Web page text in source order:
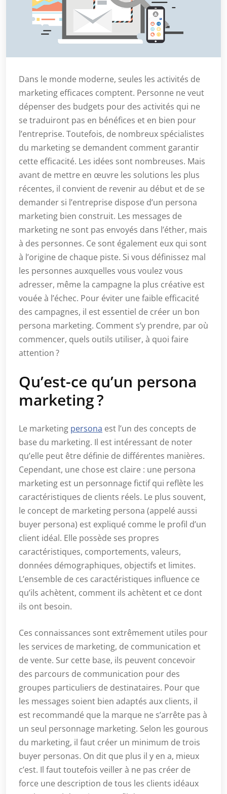
Dans le monde moderne, seules les activités de
marketing efficaces comptent. Personne ne veut
dépenser des budgets pour des activités qui ne
se traduiront pas en bénéfices et en bien pour
l’entreprise. Toutefois, de nombreux spécialistes
du marketing se demandent comment garantir
cette efficacité. Les idées sont nombreuses. Mais
avant de mettre en œuvre les solutions les plus
récentes, il convient de revenir au début et de se
demander si l’entreprise dispose d’un persona
marketing bien construit. Les messages de
marketing ne sont pas envoyés dans l’éther, mais
à des personnes. Ce sont également eux qui sont
à l’origine de chaque piste. Si vous définissez mal
les personnes auxquelles vous voulez vous
adresser, même la campagne la plus créative est
vouée à l’échec. Pour éviter une faible efficacité
des campagnes, il est essentiel de créer un bon
persona marketing. Comment s’y prendre, par où
commencer, quels outils utiliser, à quoi faire
attention ?
Qu’est-ce qu’un persona
marketing ?
Le marketing persona est l’un des concepts de
base du marketing. Il est intéressant de noter
qu’elle peut être définie de différentes manières.
Cependant, une chose est claire : une persona
marketing est un personnage fictif qui reflète les
caractéristiques de clients réels. Le plus souvent,
le concept de marketing persona (appelé aussi
buyer persona) est expliqué comme le profil d’un
client idéal. Elle possède ses propres
caractéristiques, comportements, valeurs,
données démographiques, objectifs et limites.
L’ensemble de ces caractéristiques influence ce
qu’ils achètent, comment ils achètent et ce dont
ils ont besoin.
Ces connaissances sont extrêmement utiles pour
les services de marketing, de communication et
de vente. Sur cette base, ils peuvent concevoir
des parcours de communication pour des
groupes particuliers de destinataires. Pour que
les messages soient bien adaptés aux clients, il
est recommandé que la marque ne s’arrête pas à
un seul personnage marketing. Selon les gourous
du marketing, il faut créer un minimum de trois
buyer personas. On dit que plus il y en a, mieux
c’est. Il faut toutefois veiller à ne pas créer de
force une description de tous les clients idéaux